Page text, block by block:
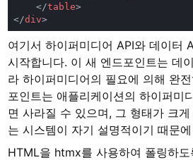
    </
table
</div
여기서 하이퍼미디어 API와 데이터
시작합니다. 이 새 엔드포인트는 데
라 하이퍼미디어의 필요에 의해 완
포인트는 애플리케이션의 하이퍼미
면 사라질 수 있으며, 그 형태가 크
는 시스템이 자기 설명적이기 때문
HTML을 htmx를 사용하여 폴링하